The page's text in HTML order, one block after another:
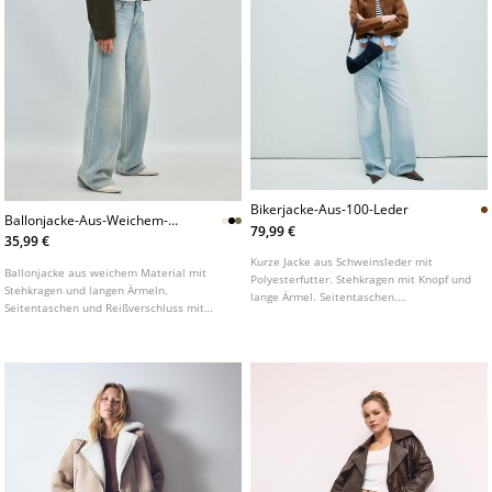
Ballonjacke-Aus-Weichem-
Material
35,99 €
Ballonjacke aus weichem Material mit
Stehkragen und langen Ärmeln.
Seitentaschen und Reißverschluss mit
Abschluss. In verschiedenen Farben
Bikerjacke-Aus-100-Leder
79,99 €
Kurze Jacke aus Schweinsleder mit
Polyesterfutter. Stehkragen mit Knopf und
lange Ärmel. Seitentaschen.